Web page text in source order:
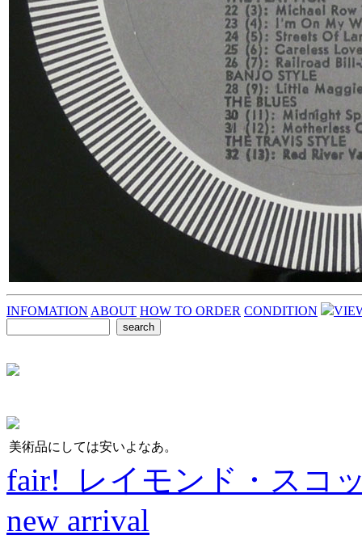
INFOMATION ABOUT HOW TO ORDER CONDITION
美術品にしては安いよなあ。
fair! レイモンド・スコ
new arrival